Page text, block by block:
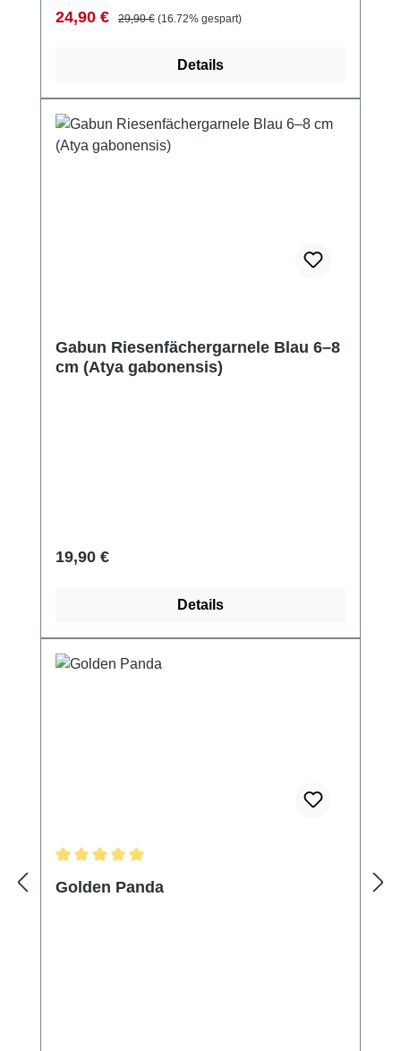
Verkaufspreis:
24,90 € Regulärer Preis:
29,90 € (16.72% gespart)
Details
Gabun Riesenfächergarnele Blau 6–8
cm (Atya gabonensis)
Regulärer Preis:
19,90 €
Details
Golden Panda